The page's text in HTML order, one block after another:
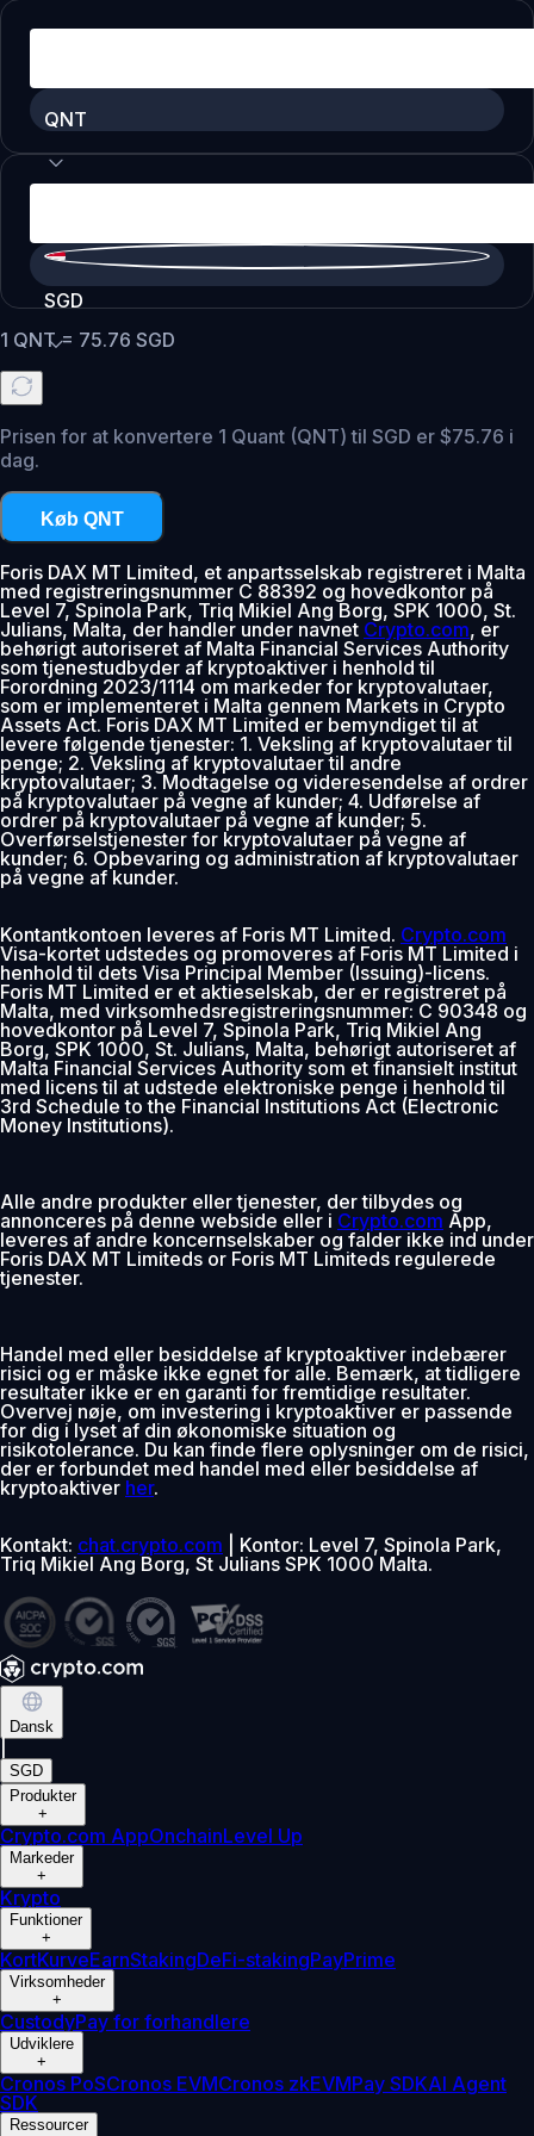
QNT
SGD
1 QNT= 75.76 SGD
Prisen for at konvertere 1 Quant (QNT) til SGD er $75.76 i
dag.
Køb QNT
Foris DAX MT Limited, et anpartsselskab registreret i Malta
med registreringsnummer C 88392 og hovedkontor på
Level 7, Spinola Park, Triq Mikiel Ang Borg, SPK 1000, St.
Julians, Malta, der handler under navnet Crypto.com, er
behørigt autoriseret af Malta Financial Services Authority
som tjenestudbyder af kryptoaktiver i henhold til
Forordning 2023/1114 om markeder for kryptovalutaer,
som er implementeret i Malta gennem Markets in Crypto
Assets Act. Foris DAX MT Limited er bemyndiget til at
levere følgende tjenester: 1. Veksling af kryptovalutaer til
penge; 2. Veksling af kryptovalutaer til andre
kryptovalutaer; 3. Modtagelse og videresendelse af ordrer
på kryptovalutaer på vegne af kunder; 4. Udførelse af
ordrer på kryptovalutaer på vegne af kunder; 5.
Overførselstjenester for kryptovalutaer på vegne af
kunder; 6. Opbevaring og administration af kryptovalutaer
på vegne af kunder.
Kontantkontoen leveres af Foris MT Limited. Crypto.com
Visa-kortet udstedes og promoveres af Foris MT Limited i
henhold til dets Visa Principal Member (Issuing)-licens.
Foris MT Limited er et aktieselskab, der er registreret på
Malta, med virksomhedsregistreringsnummer: C 90348 og
hovedkontor på Level 7, Spinola Park, Triq Mikiel Ang
Borg, SPK 1000, St. Julians, Malta, behørigt autoriseret af
Malta Financial Services Authority som et finansielt institut
med licens til at udstede elektroniske penge i henhold til
3rd Schedule to the Financial Institutions Act (Electronic
Money Institutions).
Alle andre produkter eller tjenester, der tilbydes og
annonceres på denne webside eller i Crypto.com App,
leveres af andre koncernselskaber og falder ikke ind under
Foris DAX MT Limiteds or Foris MT Limiteds regulerede
tjenester.
Handel med eller besiddelse af kryptoaktiver indebærer
risici og er måske ikke egnet for alle. Bemærk, at tidligere
resultater ikke er en garanti for fremtidige resultater.
Overvej nøje, om investering i kryptoaktiver er passende
for dig i lyset af din økonomiske situation og
risikotolerance. Du kan finde flere oplysninger om de risici,
der er forbundet med handel med eller besiddelse af
kryptoaktiver her.
Kontakt: chat.crypto.com | Kontor: Level 7, Spinola Park,
Triq Mikiel Ang Borg, St Julians SPK 1000 Malta.
Dansk
SGD
Produkter
+
Crypto.com AppOnchainLevel Up
Markeder
+
Krypto
Funktioner
+
KortKurveEarnStakingDeFi-stakingPayPrime
Virksomheder
+
CustodyPay for forhandlere
Udviklere
+
Cronos PoSCronos EVMCronos zkEVMPay SDKAI Agent
SDK
Ressourcer